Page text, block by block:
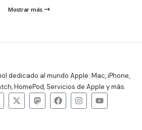
Mostrar más
dedicado al mundo Apple: Mac, iPhone,
HomePod, Servicios de Apple y más.